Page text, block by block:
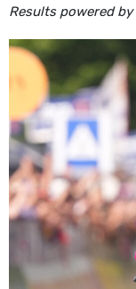
Results powered by